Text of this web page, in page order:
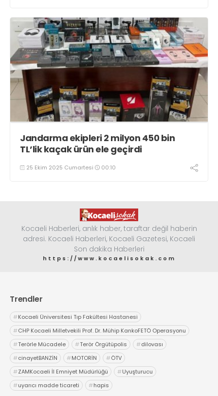
Jandarma ekipleri 2 milyon 450 bin
TL’lik kaçak ürün ele geçirdi
25 Ekim 2025 Cumartesi 00:10
Kocaeli Haberleri, anlık haber, taraftar değil haberin
adresi. Kocaeli Haberleri, Kocaeli Gazetesi, Kocaeli
Son dakika Haberleri
https://www.kocaelisokak.com
Trendler
#Kocaeli Üniversitesi Tıp Fakültesi Hastanesi
#CHP Kocaeli Milletvekili Prof. Dr. Mühip KankoFETÖ Operasyonu
#Terörle Mücadele #Terör Örgütüpolis #dilovası
#cinayetBANZİN #MOTORİN #ÖTV
#ZAMKocaeli İl Emniyet Müdürlüğü #Uyuşturucu
#uyarıcı madde ticareti #hapis